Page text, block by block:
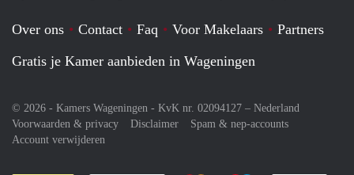
Over ons Contact Faq Voor Makelaars
Partners
Gratis je Kamer aanbieden in Wageningen
© 2026 - Kamers Wageningen - KvK nr. 02094127 – Nederland
Voorwaarden & privacy
Disclaimer
Spam & nep-accounts
Account verwijderen